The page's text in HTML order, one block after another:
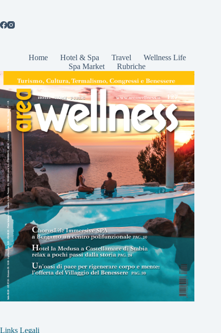
Home Hotel & Spa Travel
Wellness Life
Spa Market
Rubriche
Links Legali